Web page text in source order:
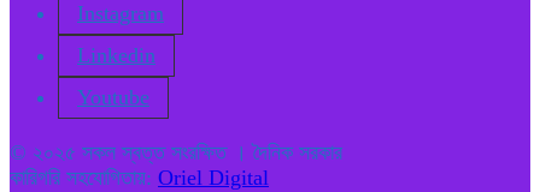
Instagram
Linkedin
Youtube
© ২০২৫ সকল স্বত্ত সংরক্ষিত । দৈনিক সরকার
কারিগরি সহযোগিতায়: Oriel Digital